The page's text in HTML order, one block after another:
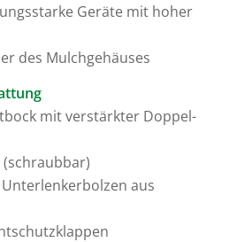
Geräte mit hoher
des Mulchgehäuses
mit verstärkter Doppel-
aus